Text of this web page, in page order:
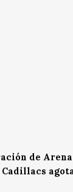
de
Cadillacs